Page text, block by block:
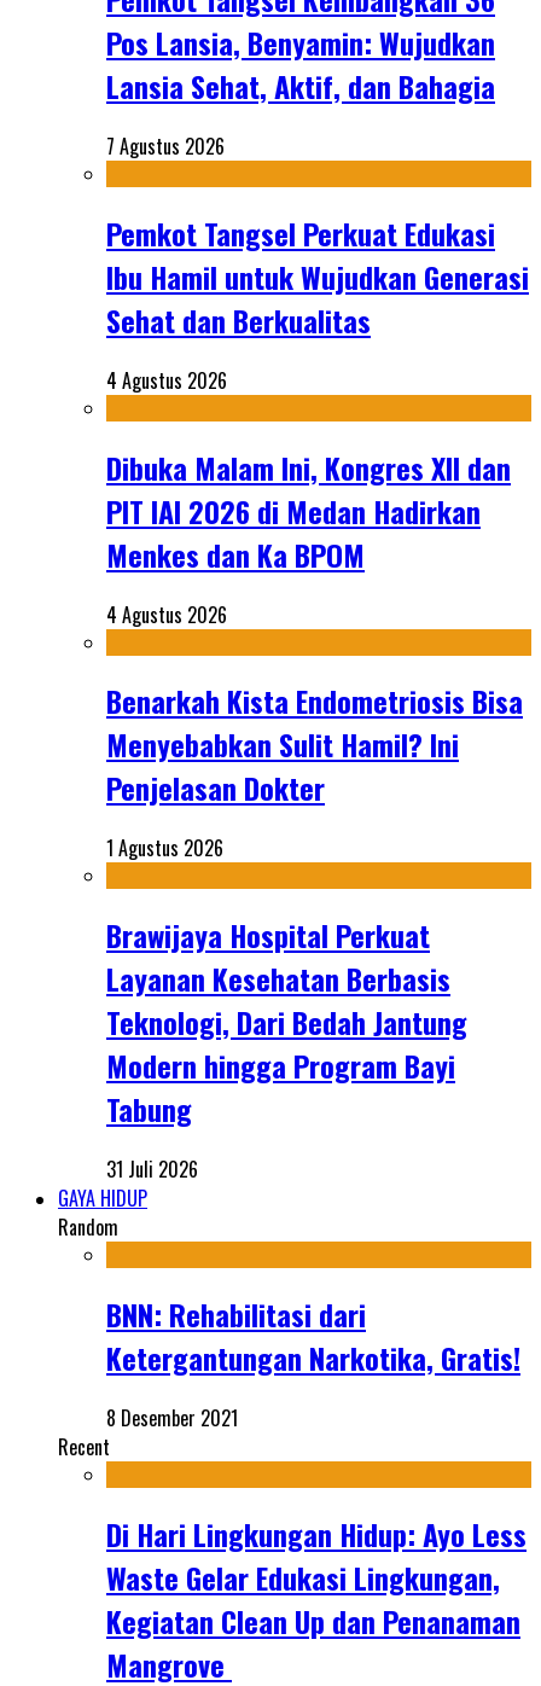
Pos Lansia, Benyamin: Wujudkan
Lansia Sehat, Aktif, dan Bahagia
7 Agustus 2026
Pemkot Tangsel Perkuat Edukasi
Ibu Hamil untuk Wujudkan Generasi
Sehat dan Berkualitas
4 Agustus 2026
Dibuka Malam Ini, Kongres XII dan
PIT IAI 2026 di Medan Hadirkan
Menkes dan Ka BPOM
4 Agustus 2026
Benarkah Kista Endometriosis Bisa
Menyebabkan Sulit Hamil? Ini
Penjelasan Dokter
1 Agustus 2026
Brawijaya Hospital Perkuat
Layanan Kesehatan Berbasis
Teknologi, Dari Bedah Jantung
Modern hingga Program Bayi
Tabung
31 Juli 2026
GAYA HIDUP
Random
BNN: Rehabilitasi dari
Ketergantungan Narkotika, Gratis!
8 Desember 2021
Recent
Di Hari Lingkungan Hidup: Ayo Less
Waste Gelar Edukasi Lingkungan,
Kegiatan Clean Up dan Penanaman
Mangrove